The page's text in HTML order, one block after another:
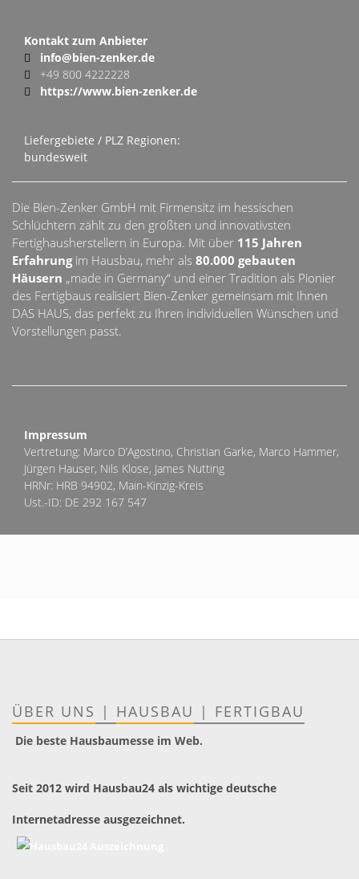
Kontakt zum Anbieter
info@bien-zenker.de
+49 800 4222228
https://www.bien-zenker.de
Liefergebiete / PLZ Regionen:
bundesweit
Die Bien-Zenker GmbH mit Firmensitz im hessischen
Schlüchtern zählt zu den größten und innovativsten
Fertighausherstellern in Europa. Mit über 115 Jahren
Erfahrungim Hausbau, mehr als 80.000 gebauten
Häusern „made in Germany“ und einer Tradition als Pionier
des Fertigbaus realisiert Bien-Zenker gemeinsam mit Ihnen
DAS HAUS, das perfekt zu Ihren individuellen Wünschen und
Vorstellungen passt.
Impressum
Vertretung: Marco D’Agostino, Christian Garke, Marco Hammer,
Jürgen Hauser, Nils Klose, James Nutting
HRNr: HRB 94902, Main-Kinzig-Kreis
Ust.-ID: DE 292 167 547
ÜBER UNS | HAUSBAU | FERTIGBAU
Die beste Hausbaumesse im Web.
Seit 2012 wird Hausbau24 als wichtige deutsche
Internetadresse ausgezeichnet.